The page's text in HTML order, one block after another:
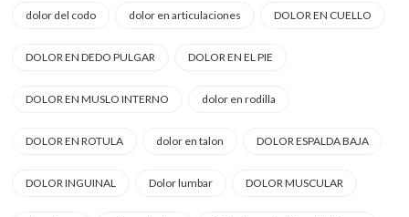
dolor del codo dolor en articulaciones DOLOR EN CUELLO
DOLOR EN DEDO PULGAR DOLOR EN EL PIE
DOLOR EN MUSLO INTERNO dolor en rodilla
DOLOR EN ROTULA dolor en talon DOLOR ESPALDA BAJA
DOLOR INGUINAL Dolor lumbar DOLOR MUSCULAR